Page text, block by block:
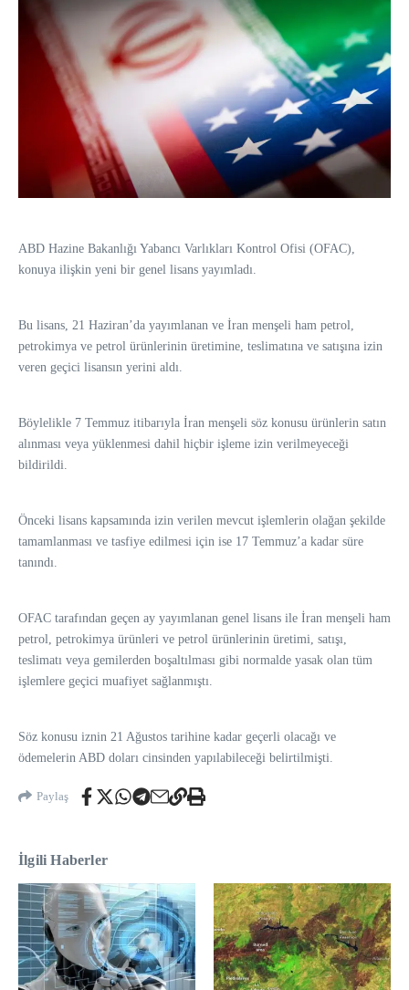
ABD Hazine Bakanlığı Yabancı Varlıkları Kontrol Ofisi (OFAC),
konuya ilişkin yeni bir genel lisans yayımladı.
Bu lisans, 21 Haziran’da yayımlanan ve İran menşeli ham petrol,
petrokimya ve petrol ürünlerinin üretimine, teslimatına ve satışına izin
veren geçici lisansın yerini aldı.
Böylelikle 7 Temmuz itibarıyla İran menşeli söz konusu ürünlerin satın
alınması veya yüklenmesi dahil hiçbir işleme izin verilmeyeceği
bildirildi.
Önceki lisans kapsamında izin verilen mevcut işlemlerin olağan şekilde
tamamlanması ve tasfiye edilmesi için ise 17 Temmuz’a kadar süre
tanındı.
OFAC tarafından geçen ay yayımlanan genel lisans ile İran menşeli ham
petrol, petrokimya ürünleri ve petrol ürünlerinin üretimi, satışı,
teslimatı veya gemilerden boşaltılması gibi normalde yasak olan tüm
işlemlere geçici muafiyet sağlanmıştı.
Söz konusu iznin 21 Ağustos tarihine kadar geçerli olacağı ve
ödemelerin ABD doları cinsinden yapılabileceği belirtilmişti.
Paylaş
İlgili Haberler